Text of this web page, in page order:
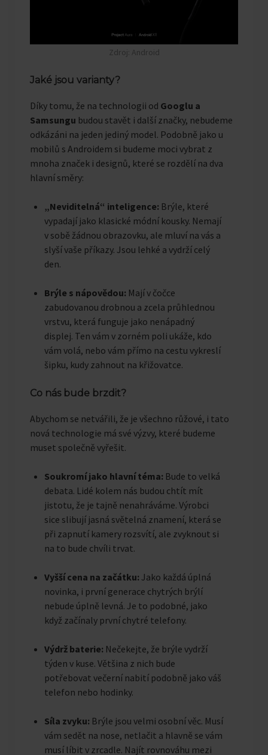
Zdroj: Android
Jaké jsou varianty?
Díky tomu, že na technologii od Googlu a
Samsungu budou stavět i další značky, nebudeme
odkázáni na jeden jediný model. Podobně jako u
mobilů s Androidem si budeme moci vybrat z
mnoha značek i designů, které se rozdělí na dva
hlavní směry:
„Neviditelná“ inteligence: Brýle, které
vypadají jako klasické módní kousky. Nemají
v sobě žádnou obrazovku, ale mluví na vás a
slyší vaše příkazy. Jsou lehké a vydrží celý
den.
Brýle s nápovědou: Mají v čočce
zabudovanou drobnou a zcela průhlednou
vrstvu, která funguje jako nenápadný
displej. Ten vám v zorném poli ukáže, kdo
vám volá, nebo vám přímo na cestu vykreslí
šipku, kudy zahnout na křižovatce.
Co nás bude brzdit?
Abychom se netvářili, že je všechno růžové, i tato
nová technologie má své výzvy, které budeme
muset společně vyřešit.
Soukromí jako hlavní téma: Bude to velká
debata. Lidé kolem nás budou chtít mít
jistotu, že je tajně nenahráváme. Výrobci
sice slibují jasná světelná znamení, která se
při zapnutí kamery rozsvítí, ale zvyknout si
na to bude chvíli trvat.
Vyšší cena na začátku: Jako každá úplná
novinka, i první generace chytrých brýlí
nebude úplně levná. Je to podobné, jako
když začínaly první chytré telefony.
Výdrž baterie: Nečekejte, že brýle vydrží
týden v kuse. Většina z nich bude
potřebovat večerní nabití podobně jako váš
telefon nebo hodinky.
Síla zvyku: Brýle jsou velmi osobní věc. Musí
vám sedět na nose, netlačit a hlavně se vám
musí líbit v zrcadle. Najít rovnováhu mezi